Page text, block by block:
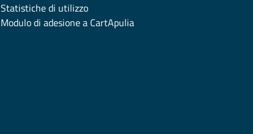
Statistiche di utilizzo
Modulo di adesione a CartApulia